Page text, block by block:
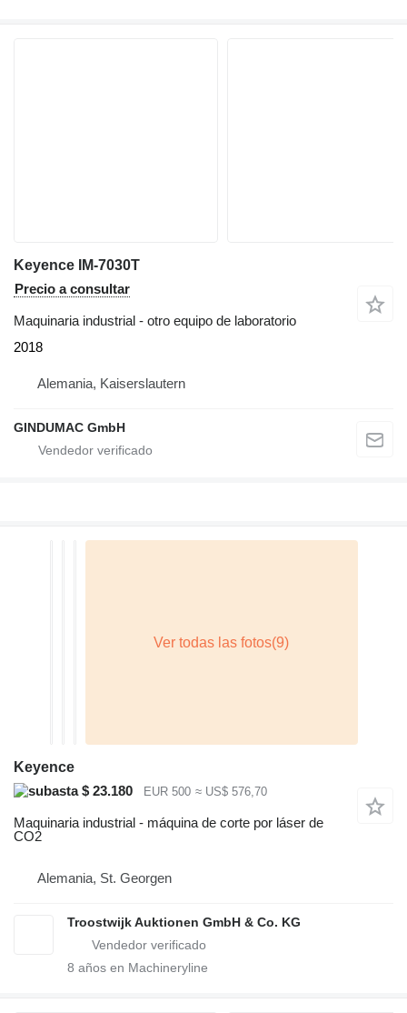
Keyence IM-7030T
Precio a consultar
Maquinaria industrial - otro equipo de laboratorio
2018
Alemania, Kaiserslautern
GINDUMAC GmbH
Keyence
$ 23.180
EUR 500 ≈ US$ 576,70
Maquinaria industrial - máquina de corte por láser de
CO2
Alemania, St. Georgen
Troostwijk Auktionen GmbH & Co. KG
8 años en Machineryline